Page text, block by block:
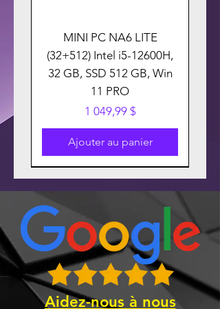
MINI PC NA6 LITE
(32+512) Intel i5-12600H,
32 GB, SSD 512 GB, Win
11 PRO
Prix
1 049,99 $
Ajouter au panier
Aidez-nous à nous